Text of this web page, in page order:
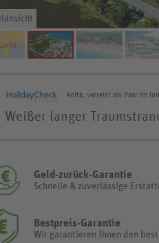
Anita, verreist als Paar im
Weißer langer
Geld-zurück-Garantie
Schnelle & zuverlässige
Bestpreis-Garantie
Wir garantieren Ihnen den